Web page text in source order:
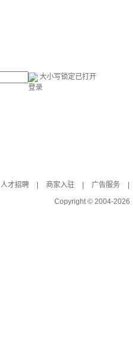
大小写锁定已打开
登录
人才招聘 商家入驻 广告服务
Copyright © 2004-2026